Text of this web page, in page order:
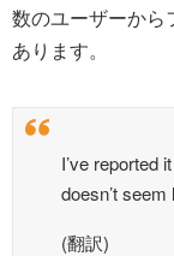
数のユーザーから
あります。
I’ve reported
doesn’t
(翻訳)